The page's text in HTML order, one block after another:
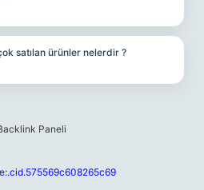
satılan ürünler nelerdir ?